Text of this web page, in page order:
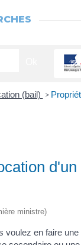
(bail) >
ministre)
en faire